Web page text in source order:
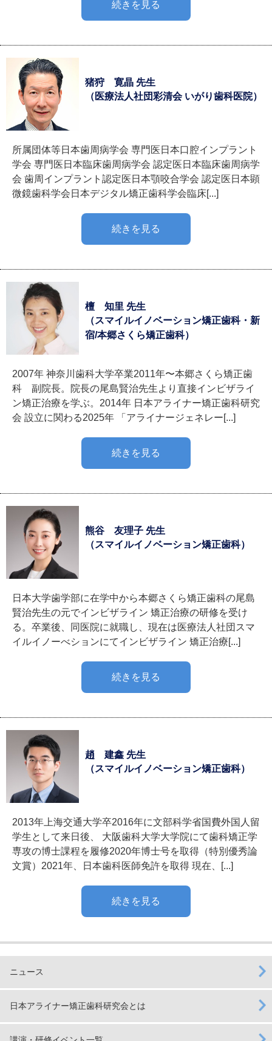
続きを見る
猪狩 寛晶 先生
（医療法人社団彩清会 いがり歯科医院）
所属団体等日本歯周病学会 専門医日本口腔インプラント
学会 専門医日本臨床歯周病学会 認定医日本臨床歯周病学
会 歯周インプラント認定医日本顎咬合学会 認定医日本顕
微鏡歯科学会日本デジタル矯正歯科学会臨床[...]
続きを見る
檀 知里 先生
（スマイルイノベーション矯正歯科・新
宿/本郷さくら矯正歯科）
2007年 神奈川歯科大学卒業2011年〜本郷さくら矯正歯
科 副院長。院長の尾島賢治先生より直接インビザライ
ン矯正治療を学ぶ。2014年 日本アライナー矯正歯科研究
会 設立に関わる2025年 「アライナージェネレー[...]
続きを見る
熊谷 友理子 先生
（スマイルイノベーション矯正歯科）
日本大学歯学部に在学中から本郷さくら矯正歯科の尾島
賢治先生の元でインビザライン 矯正治療の研修を受け
る。卒業後、同医院に就職し、現在は医療法人社団スマ
イルイノーべションにてインビザライン 矯正治療[...]
続きを見る
趙 建鑫 先生
（スマイルイノベーション矯正歯科）
2013年上海交通大学卒2016年に文部科学省国費外国人留
学生として来日後、 大阪歯科大学大学院にて歯科矯正学
専攻の博士課程を履修2020年博士号を取得（特別優秀論
文賞）2021年、日本歯科医師免許を取得 現在、[...]
続きを見る
ニュース
日本アライナー矯正歯科研究会とは